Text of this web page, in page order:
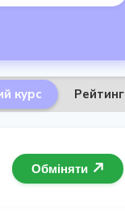
курс Рейтинг
Обміняти